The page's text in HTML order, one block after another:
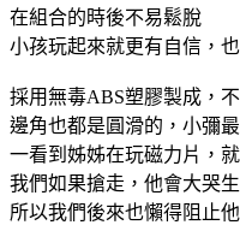
在組合的時後不易鬆脫
小孩玩起來就更有自信，
採用無毒ABS塑膠製成，
邊角也都是圓滑的，小彌
一看到姊姊在玩磁力片，
我們如果搶走，他會大哭
所以我們後來也懶得阻止